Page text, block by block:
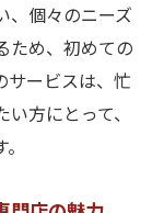
おくべきア
スタイリン
どのように
、個々のニーズ
ため、初めての
サービスは、忙
方にとって、